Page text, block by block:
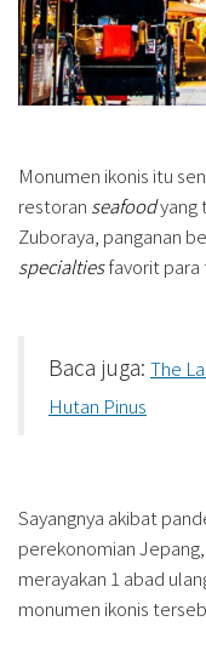
Monumen ikonis itu
restoran seafoodyang
Zuboraya, panganan
specialtiesfavorit para
Baca juga: The
Hutan Pinus
Sayangnya akibat
perekonomian
merayakan 1 abad
monumen ikonis